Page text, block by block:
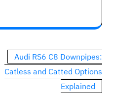
Audi RS6 C8 Downpipes:
Catless and Catted Options
Explained